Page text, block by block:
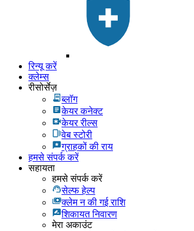
रिन्यू करें
क्लेम्स
रीसोर्सेज़
ब्लॉग
केयर कनेक्ट
केयर रील्स
वेब स्टोरी
ग्राहकों की राय
हमसे संपर्क करें
सहायता
हमसे संपर्क करें
सेल्फ हेल्प
क्लेम न की गई राशि
शिकायत निवारण
मेरा अकाउंट